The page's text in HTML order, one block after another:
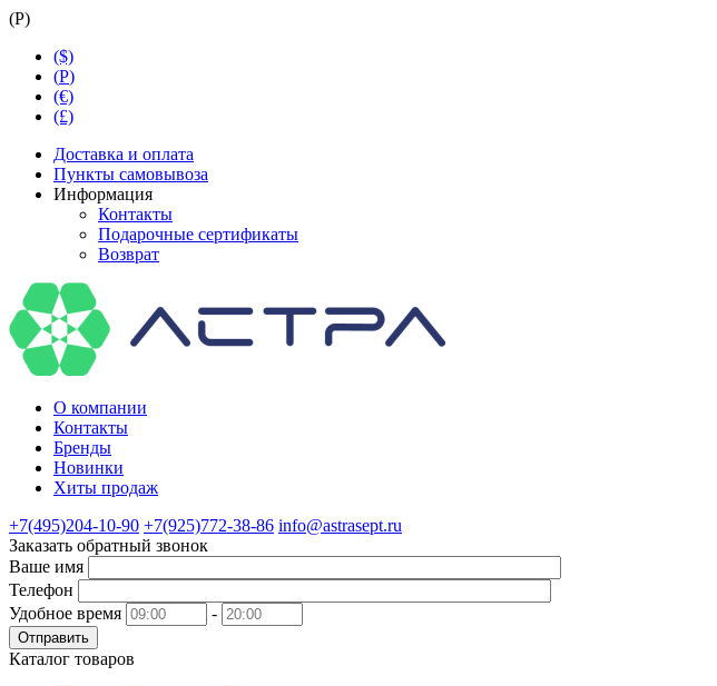
(Р)
($)
(Р)
(€)
(£)
Доставка и оплата
Пункты самовывоза
Информация
Контакты
Подарочные сертификаты
Возврат
О компании
Контакты
Бренды
Новинки
Хиты продаж
+7(495)204-10-90 +7(925)772-38-86 info@astrasept.ru
Заказать обратный звонок
Ваше имя
Телефон
Удобное время
-
Отправить
Каталог товаров